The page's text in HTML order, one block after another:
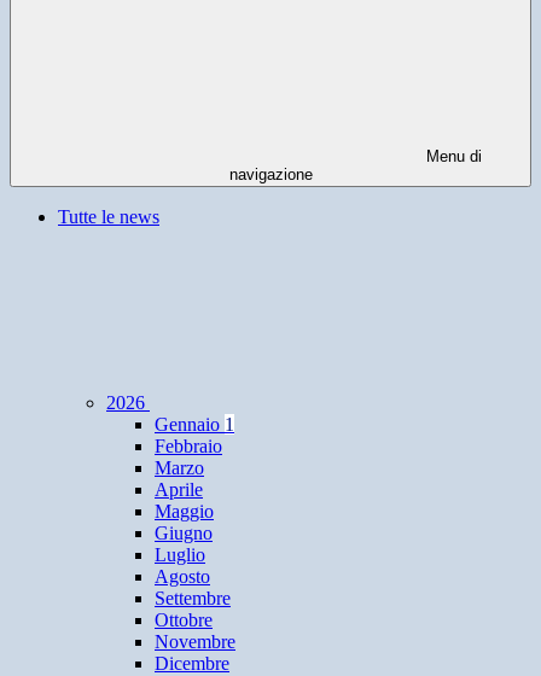
Menu di
navigazione
Tutte le news
2026
Gennaio 1
Febbraio
Marzo
Aprile
Maggio
Giugno
Luglio
Agosto
Settembre
Ottobre
Novembre
Dicembre